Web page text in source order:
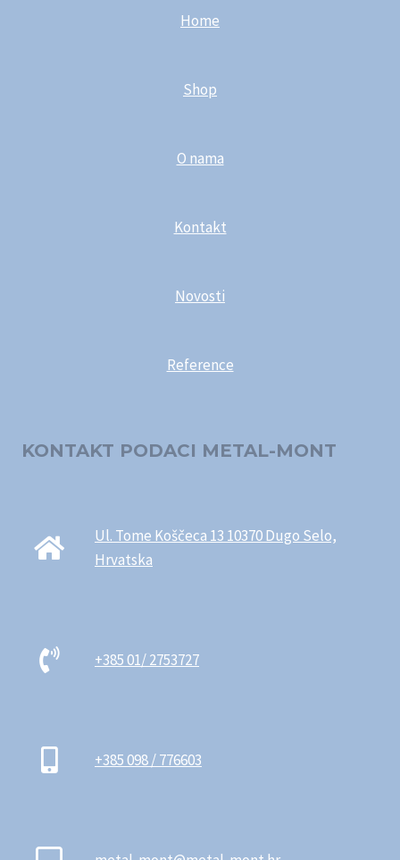
Home
Shop
O nama
Kontakt
Novosti
Reference
KONTAKT PODACI METAL-MONT
Ul. Tome Koščeca 13 10370 Dugo Selo,
Hrvatska
+385 01/ 2753727
+385 098 / 776603